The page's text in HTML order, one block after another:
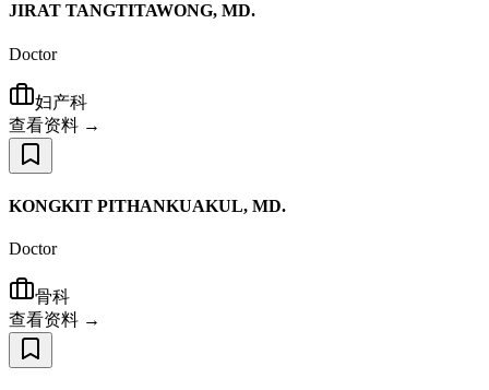
JIRAT TANGTITAWONG, MD.
Doctor
妇产科
查看资料 →
KONGKIT PITHANKUAKUL, MD.
Doctor
骨科
查看资料 →